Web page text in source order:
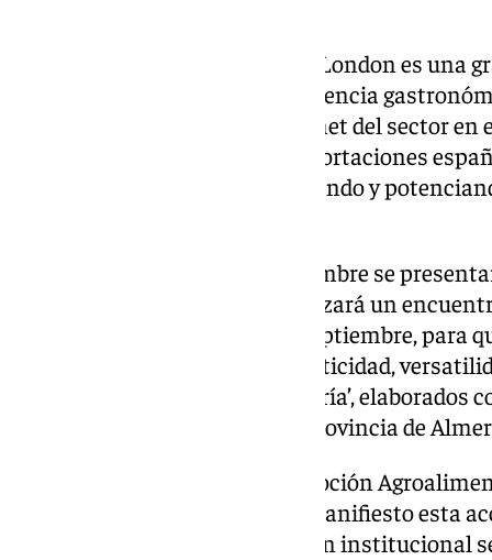
El Salón Speciality & Fine Food London es una
conocer los productos y la excelencia
ya que es la primera feria gourmet del sector
sexto país de destino de las exportaciones
oportunidad para seguir ampliando y
Del mismo modo, el 9 de septiembre se
Londres. En concreto, se organizará un
City de Londres el lunes, 9 de septiembre, para
«degustar la originalidad, autenticidad,
almerienses y de ‘Sabores Almería’,
saludable que se cultiva en la provincia de
El diputado provincial de Promoción
Carlos Sánchez, ha puesto de manifiesto esta
ejemplo de cómo la colaboración institucional